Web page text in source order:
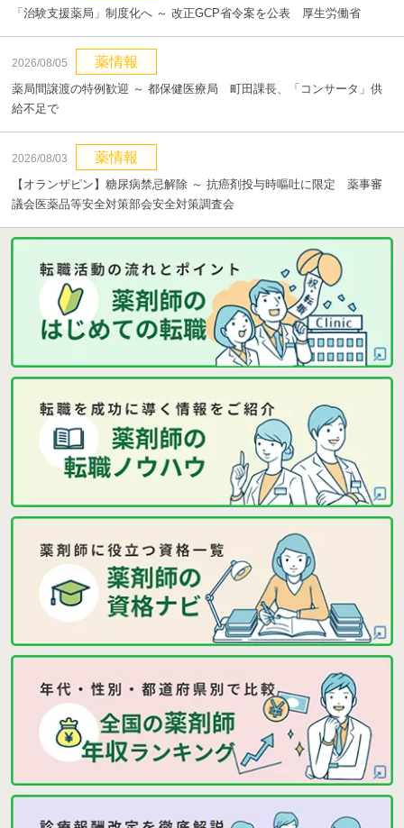
「治験支援薬局」制度化へ ～ 改正GCP省令案を公表 厚生労働省
2026/08/05 薬情報
薬局間譲渡の特例歓迎 ～ 都保健医療局 町田課長、「コンサータ」供
給不足で
2026/08/03 薬情報
【オランザピン】糖尿病禁忌解除 ～ 抗癌剤投与時嘔吐に限定 薬事審
議会医薬品等安全対策部会安全対策調査会